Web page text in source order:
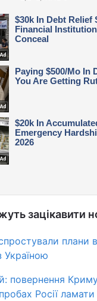
зацікавити
плани
Україною
повернення
Росії